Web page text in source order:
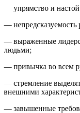
— упрямство и
—
— выраженные
людьми;
— привычка во всем
— стремление
внешними
— завышенные